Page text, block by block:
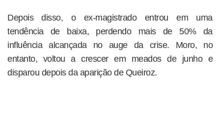
Depois disso, o ex-magistrado entrou em uma
tendência de baixa, perdendo mais de 50% da
influência alcançada no auge da crise. Moro, no
entanto, voltou a crescer em meados de junho e
disparou depois da aparição de Queiroz.